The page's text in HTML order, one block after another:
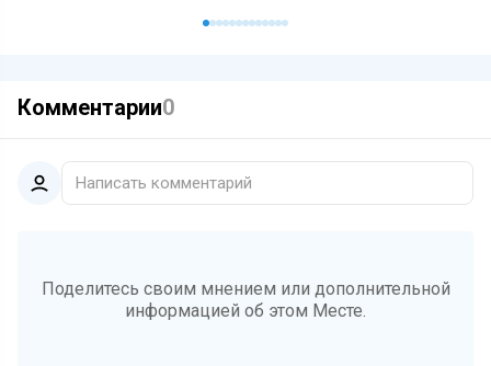
Комментарии0
Написать комментарий
Поделитесь своим мнением или дополнительной
информацией об этом Месте.